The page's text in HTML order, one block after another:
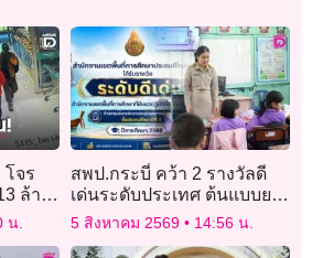
โจร
ล้าน
มโขง
น.
สพป.กระบี่ คว้า 2 รางวัลดี
เด่นระดับประเทศ ต้นแบบยก
ระดับคุณภาพผู้เรียน RT-NT
5 สิงหาคม 2569 14:56 น.